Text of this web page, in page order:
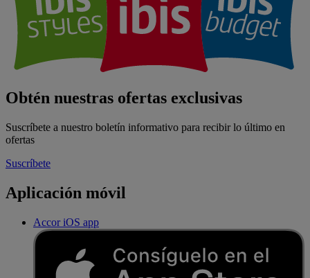
Obtén nuestras ofertas exclusivas
Suscríbete a nuestro boletín informativo para recibir lo último en
ofertas
Suscríbete
Aplicación móvil
Accor iOS app